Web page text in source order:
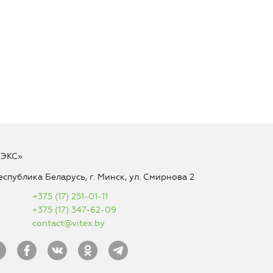
Беларусь, г. Минск, ул. Смирнова 2
+375 (17) 251-01-11
+375 (17) 347-62-09
contact@vitex.by